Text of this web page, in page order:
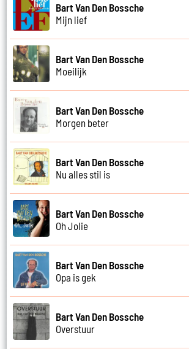
Bart Van Den Bossche
Mijn lief
Bart Van Den Bossche
Moeilijk
Bart Van Den Bossche
Morgen beter
Bart Van Den Bossche
Nu alles stil is
Bart Van Den Bossche
Oh Jolie
Bart Van Den Bossche
Opa is gek
Bart Van Den Bossche
Overstuur